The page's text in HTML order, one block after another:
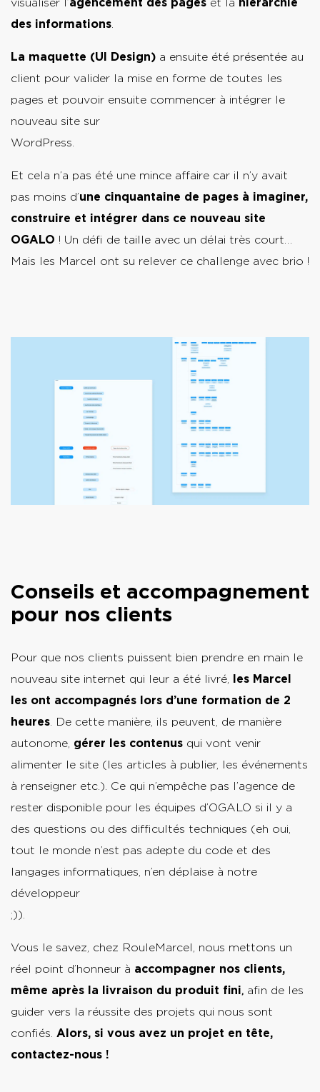
des informations
La maquette (UI Design) a ensuite été présentée au
client pour valider la mise en forme de toutes les
pages et pouvoir ensuite commencer à intégrer le
nouveau site sur
Et cela n’a pas été une mince affaire car il n’y avait
pas moins d’une cinquantaine de pages à imaginer,
construire et intégrer dans ce nouveau site
OGALO ! Un défi de taille avec un délai très court…
Mais les Marcel ont su relever ce challenge avec brio !
Conseils et accompagnement
pour nos clients
Pour que nos clients puissent bien prendre en main le
nouveau site internet qui leur a été livré, les Marcel
les ont accompagnés lors d’une formation de 2
heures. De cette manière, ils peuvent, de manière
autonome, gérer les contenus qui vont venir
alimenter le site (les articles à publier, les événements
à renseigner etc.). Ce qui n’empêche pas l’agence de
rester disponible pour les équipes d’OGALO si il y a
des questions ou des difficultés techniques (eh oui,
tout le monde n’est pas adepte du code et des
langages informatiques, n’en déplaise à notre
développeur
;)).
Vous le savez, chez RouleMarcel, nous mettons un
réel point d’honneur à accompagner nos clients,
même après la livraison du produit fini, afin de les
guider vers la réussite des projets qui nous sont
confiés. Alors, si vous avez un projet en tête,
contactez-nous !